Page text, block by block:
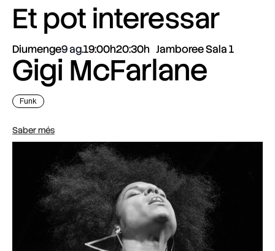
Et pot interessar
Diumenge9 ag.19:00h20:30h Jamboree Sala 1
Gigi McFarlane
Funk
Saber més